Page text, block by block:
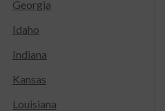
Georgia
Idaho
Indiana
Kansas
Louisiana